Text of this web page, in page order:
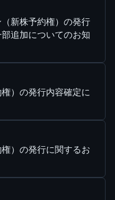
新株予約権）の発行
追加についてのお知
）の発行内容確定に
）の発行に関するお